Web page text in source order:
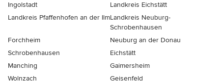
Ingolstadt
Landkreis Eichstätt
Landkreis Pfaffenhofen an der IlmLandkreis Neuburg-
Schrobenhausen
Forchheim
Neuburg an der Donau
Schrobenhausen
Eichstätt
Manching
Gaimersheim
Wolnzach
Geisenfeld